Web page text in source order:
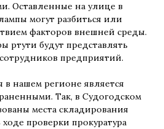
Оставленные на улице в
могут разбиться или
факторов внешней среды.
ртути будут представлять
предприятий.
нашем регионе является
Так, в Судогодском
места складирования
ходе проверки прокуратура